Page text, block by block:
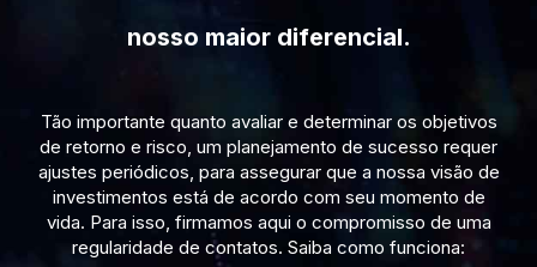
nosso maior diferencial.
Tão importante quanto avaliar e determinar os objetivos
de retorno e risco, um planejamento de sucesso requer
ajustes periódicos, para assegurar que a nossa visão de
investimentos está de acordo com seu momento de
vida. Para isso, firmamos aqui o compromisso de uma
regularidade de contatos. Saiba como funciona: